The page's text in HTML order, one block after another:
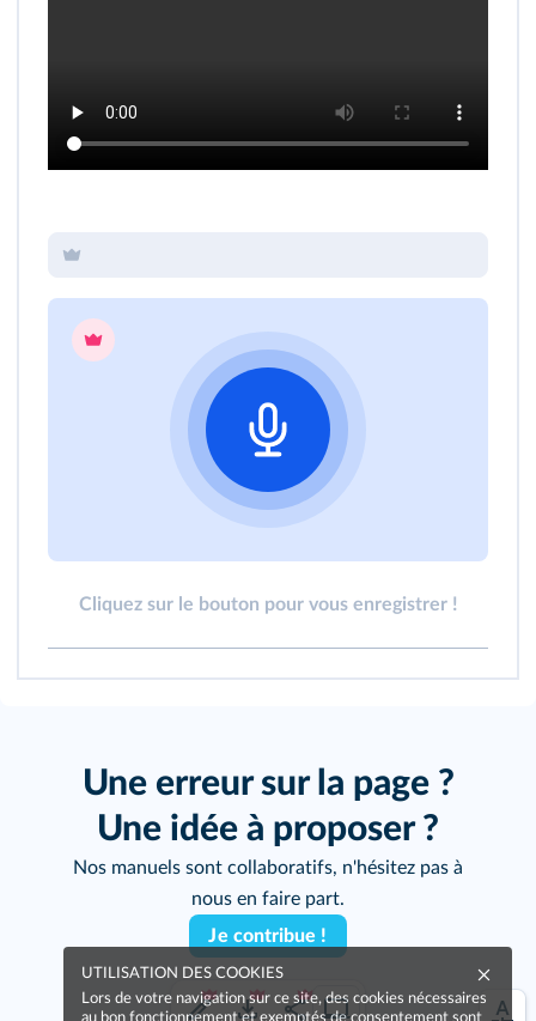
Cliquez sur le bouton pour vous enregistrer !
Une erreur sur la page ?
Une idée à proposer ?
Nos manuels sont collaboratifs, n'hésitez pas à
nous en faire part.
Je contribue !
UTILISATION DES COOKIES
Lors de votre navigation sur ce site, des cookies nécessaires